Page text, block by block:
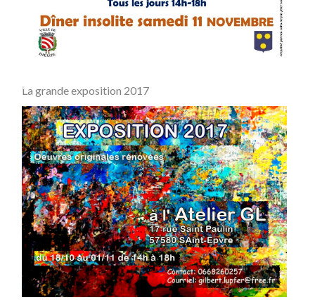
La grande exposition 2017